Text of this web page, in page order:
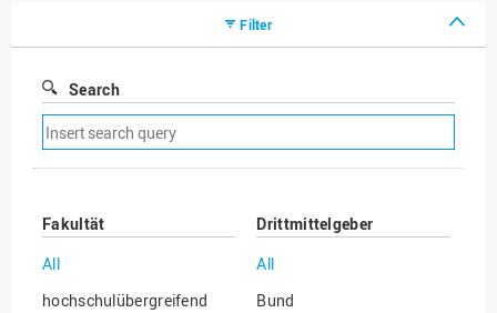
Filter
Search
Remove
search
filter
Fakultät
All
hochschulübergreifend
Drittmittelgeber
All
Bund